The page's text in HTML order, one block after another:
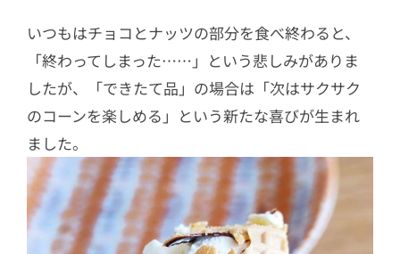
いつもはチョコとナッツの部分を食べ終わると、
「終わってしまった……」という悲しみがありま
したが、「できたて品」の場合は「次はサクサク
のコーンを楽しめる」という新たな喜びが生まれ
ました。